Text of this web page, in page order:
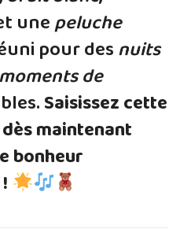
unepeluche
pour desnuits
moments de
Saisissez cette
maintenant
bonheur